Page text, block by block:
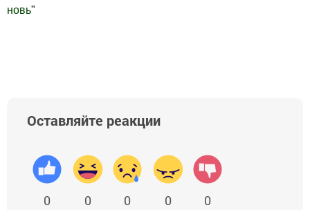
новь"
Оставляйте реакции
0 0 0 0 0